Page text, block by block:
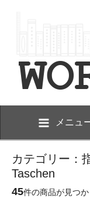
メニュ
カテゴリー：
Taschen
45件の商品が見つ